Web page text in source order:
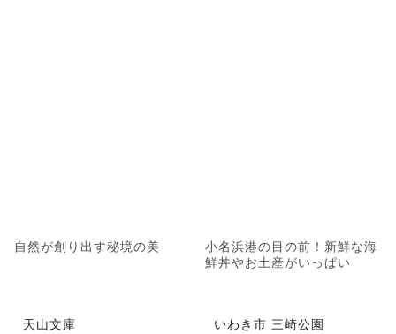
自然が創り出す秘境の美
小名浜港の目の前！新鮮な海
鮮丼やお土産がいっぱい
天山文庫 いわき市 三崎公園